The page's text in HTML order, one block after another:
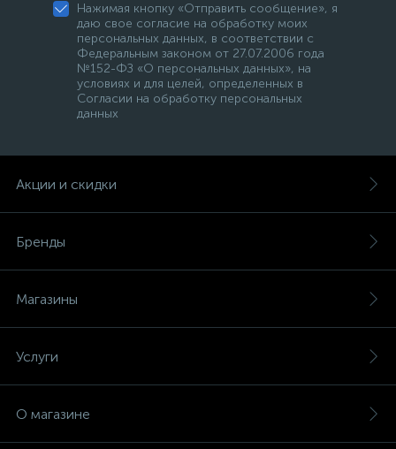
Нажимая кнопку «Отправить сообщение», я
даю свое согласие на обработку моих
персональных данных, в соответствии с
Федеральным законом от 27.07.2006 года
№152-ФЗ «О персональных данных», на
условиях и для целей, определенных в
Согласии на обработку персональных
данных
Акции и скидки
Бренды
Магазины
Услуги
О магазине